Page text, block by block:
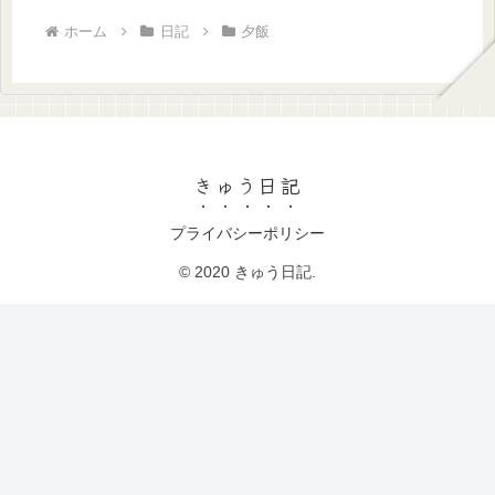
ホーム 日記 夕飯
きゅう日記
プライバシーポリシー
© 2020 きゅう日記.